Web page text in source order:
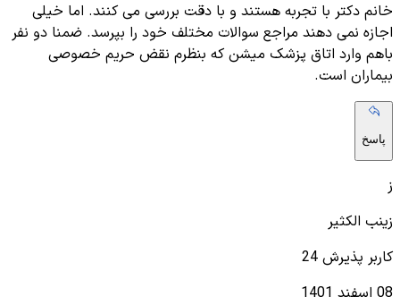
خانم دکتر با تجربه هستند و با دقت بررسی می کنند. اما خیلی
اجازه نمی دهند مراجع سوالات مختلف خود را بپرسد. ضمنا دو نفر
باهم وارد اتاق پزشک میشن که بنظرم نقض حریم خصوصی
بیماران است.
پاسخ
ز
زینب الکثیر
کاربر پذیرش 24
08 اسفند 1401